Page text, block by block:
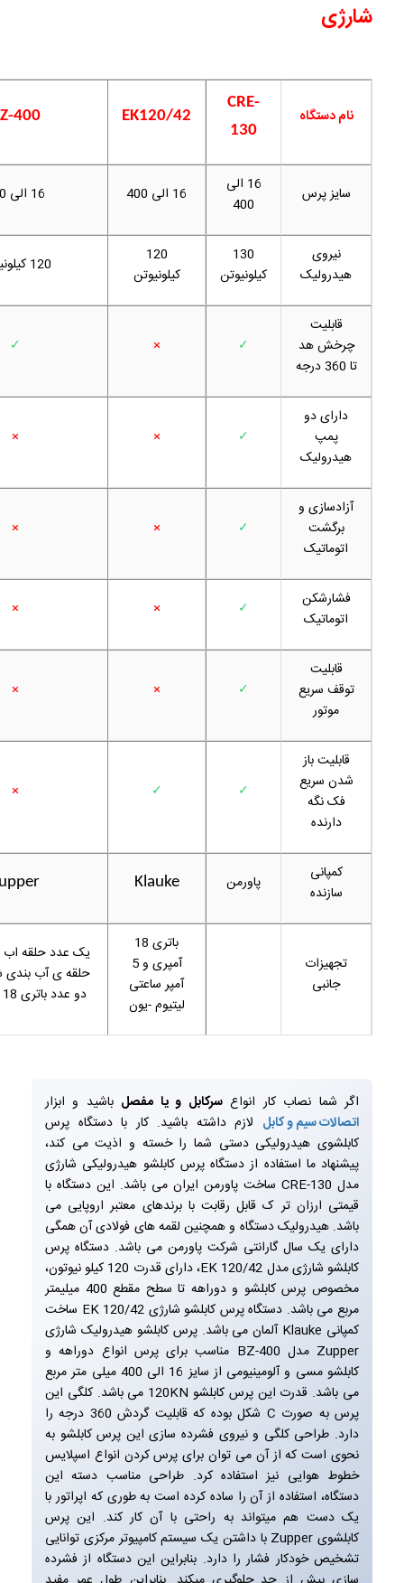
شارژی
نام دستگاه
CRE-
130
EK120/42
400
سایز پرس
16 الی
400
16 الی 400 16 الی 400
نیروی
هیدرولیک
130
کیلونیوتن
120
کیلونیوتن
120 کیلونیوتن
قابلیت
چرخش هد
تا 360 درجه
✓
×
✓
دارای دو
پمپ
هیدرولیک
✓
×
×
آزادسازی و
برگشت
اتوماتیک
✓
×
×
فشارشکن
اتوماتیک
✓
×
×
قابلیت
توقف سریع
موتور
✓
×
×
قابلیت باز
شدن سریع
فک نگه
دارنده
✓
✓
×
کمپانی
سازنده
پاورمن Klauke
تجهیزات
جانبی
باتری 18
آمپری و 5
آمپر ساعتی
لیتیوم -یون
یک عدد حلقه اب
حلقه ی آب بندی
دو عدد باتری 18 ولت 3 آمپر
اگر شما نصاب کار انواعسرکابل و یا مفصل باشید و ابزار
اتصالات سیم و کابل لازم داشته باشید. کار با دستگاه پرس
کابلشوی هیدرولیکی دستی شما را خسته و اذیت می کند،
پیشنهاد ما استفاده از دستگاه پرس کابلشو هیدرولیکی شارژی
مدل CRE-130 ساخت پاورمن ایران می باشد. این دستگاه با
قیمتی ارزان تر ک قابل رقابت با برندهای معتبر اروپایی می
باشد. هیدرولیک دستگاه و همچنین لقمه های فولادی آن همگی
دارای یک سال گارانتی شرکت پاورمن می باشد. دستگاه پرس
کابلشو شارژی مدل EK 120/42، دارای قدرت 120 کیلو نیوتون،
مخصوص پرس کابلشو و دوراهه تا سطح مقطع 400 میلیمتر
مربع می باشد. دستگاه پرس کابلشو شارژی EK 120/42 ساخت
کمپانی Klauke آلمان می باشد. پرس کابلشو هیدرولیک شارژی
Zupper مدل BZ-400 مناسب برای پرس انواع دوراهه و
کابلشو مسی و آلومینیومی از سایز 16 الی 400 میلی متر مربع
می باشد. قدرت این پرس کابلشو 120KN می باشد. کلگی این
پرس به صورت C شکل بوده که قابلیت گردش 360 درجه را
دارد. طراحی کلگی و نیروی فشرده سازی این پرس کابلشو به
نحوی است که از آن می توان برای پرس کردن انواع اسپلایس
خطوط هوایی نیز استفاده کرد. طراحی مناسب دسته این
دستگاه، استفاده از آن را ساده کرده است به طوری که اپراتور با
یک دست هم میتواند به راحتی با آن کار کند. این پرس
کابلشوی Zupper با داشتن یک سیستم کامپیوتر مرکزی توانایی
تشخیص خودکار فشار را دارد. بنابراین این دستگاه از فشرده